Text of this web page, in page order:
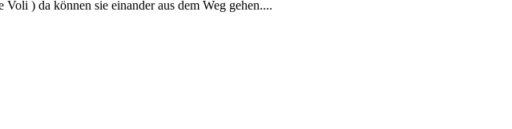
) da können sie einander aus dem Weg gehen....